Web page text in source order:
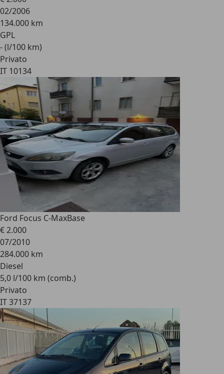
02/2006
134.000 km
GPL
- (l/100 km)
Privato
IT 10134
Ford Focus C-MaxBase
€ 2.000
07/2010
284.000 km
Diesel
5,0 l/100 km (comb.)
Privato
IT 37137